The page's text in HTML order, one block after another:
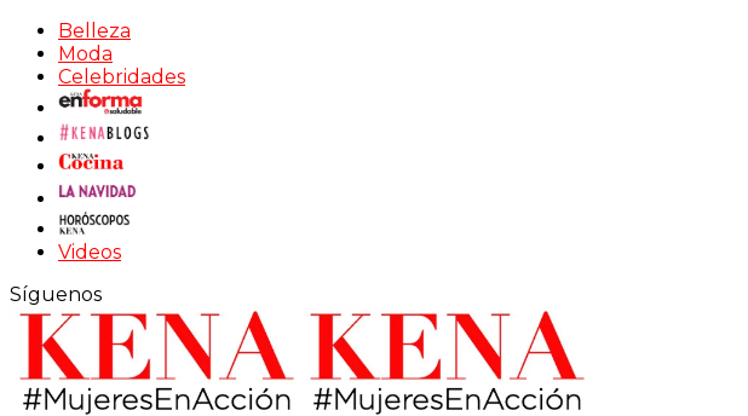
Belleza
Moda
Celebridades
Videos
Síguenos